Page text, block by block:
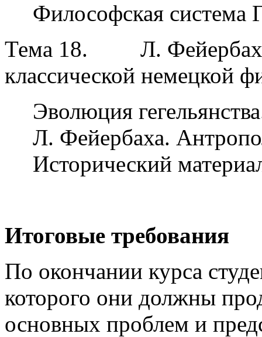
Философская система
Тема 18.
Л.
классической немецкой
Эволюция
Л. Фейербаха.
Исторический
Итоговые требования
По окончании курса
которого они должны
основных проблем и